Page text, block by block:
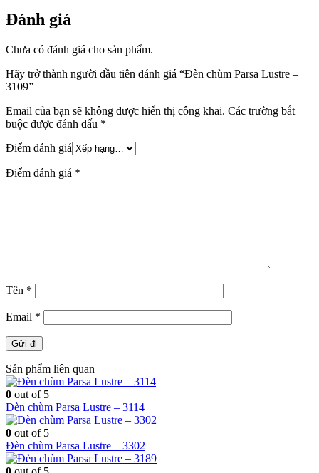
Đánh giá
Chưa có đánh giá cho sản phẩm.
Hãy trở thành người đầu tiên đánh giá “Đèn chùm Parsa Lustre –
3109”
Email của bạn sẽ không được hiển thị công khai. Các trường bắt
buộc được đánh dấu *
Điểm đánh giá
Điểm đánh giá *
Tên *
Email *
Sản phẩm liên quan
0 out of 5
Đèn chùm Parsa Lustre – 3114
0 out of 5
Đèn chùm Parsa Lustre – 3302